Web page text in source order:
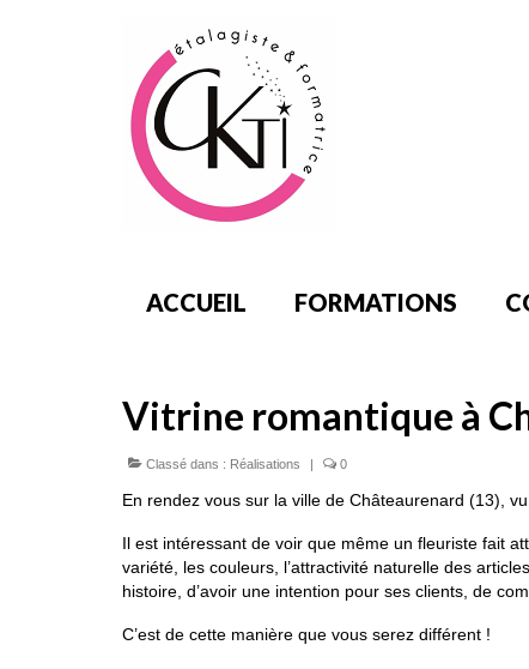
ACCUEIL FORMATIONS
Vitrine romantique à
Classé dans : Réalisations | 0
En rendez vous sur la ville de Châteaurenard (13),
Il est intéressant de voir que même un fleuriste fait
variété, les couleurs, l’attractivité naturelle des
histoire, d’avoir une intention pour ses clients, de
C’est de cette manière que vous serez différent !